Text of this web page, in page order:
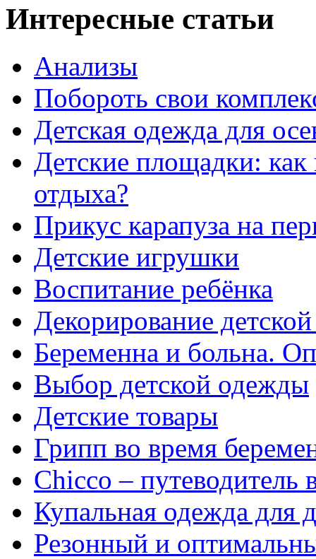
Интересные статьи
Анализы
Побороть свои
Детская одежда для
Детские площадки: как
отдыха?
Прикус карапуза на
Детские игрушки
Воспитание ребёнка
Декорирование
Беременна и больна.
Выбор детской одежды
Детские товары
Грипп во время
Chicco – путеводитель
Купальная одежда для
Резонный и